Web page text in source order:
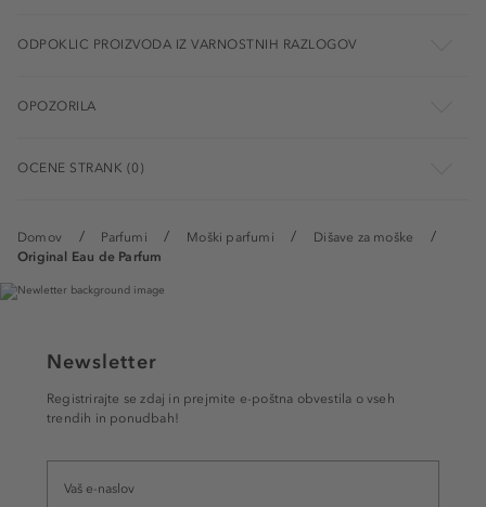
Domov Parfumi Moški parfumi
Dišave za moške
Original Eau de Parfum
ODPOKLIC PROIZVODA IZ VARNOSTNIH RAZLOGOV
OPOZORILA
OCENE STRANK (0)
Newsletter
Registrirajte se zdaj in prejmite e-poštna obvestila o vseh
trendih in ponudbah!